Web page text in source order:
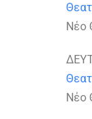
Νέο
Νέο